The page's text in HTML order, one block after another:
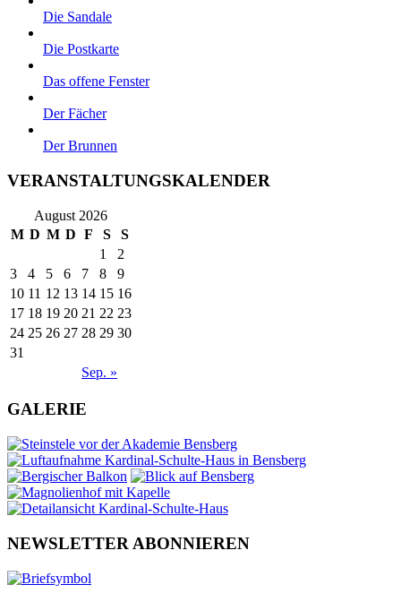
Die Sandale
Die Postkarte
Das offene Fenster
Der Fächer
Der Brunnen
VERANSTALTUNGSKALENDER
August 2026
M D M D F S S
Sep. »
1
2
3
4 5 6 7 8
9
10 11 12 13 14 15 16
17 18 19 20 21 22 23
24 25 26 27 28 29 30
31
GALERIE
NEWSLETTER ABONNIEREN